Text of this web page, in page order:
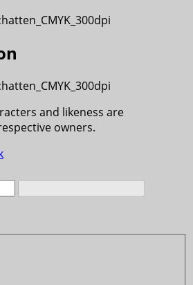
and likeness are
owners.